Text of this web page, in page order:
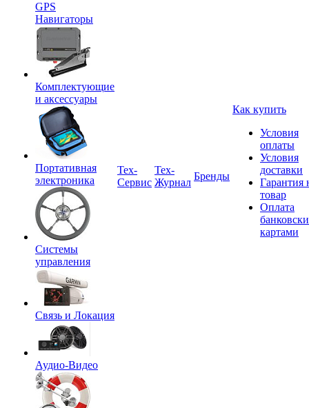
GPS
Навигаторы
Комплектующие
и аксессуары
Портативная
электроника
Системы
управления
Связь и Локация
Аудио-Видео
Tex-
Сервис
Тех-
Журнал
Бренды
Как купить
Условия
оплаты
Условия
доставки
Гарантия
товар
Оплата
картами